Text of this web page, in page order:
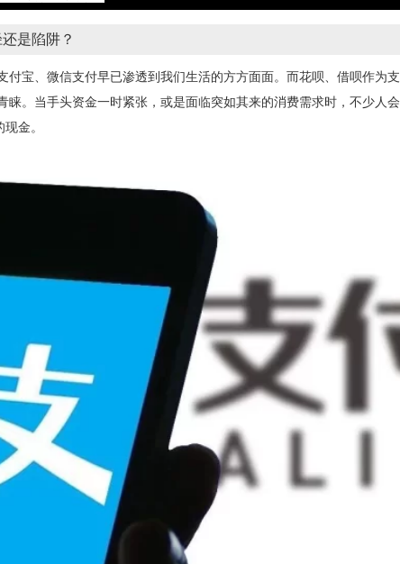
是陷阱？
付宝、微信支付早已渗透到我们生活的方方面面。而花呗、借呗作为
睐。当手头资金一时紧张，或是面临突如其来的消费需求时，不少人
金。